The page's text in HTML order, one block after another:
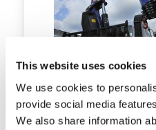
This website uses cookies
We use cookies to
provide social media
We also share information
PM 47.5 SP / SP C